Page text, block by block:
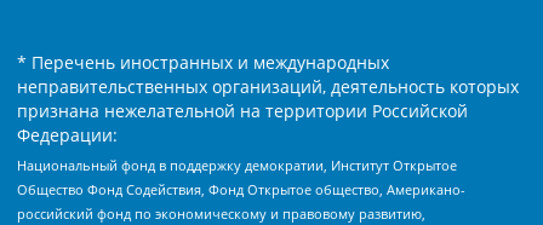
* Перечень иностранных и международных
неправительственных организаций, деятельность которых
признана нежелательной на территории Российской
Федерации:
Национальный фонд в поддержку демократии, Институт Открытое
Общество Фонд Содействия, Фонд Открытое общество, Американо-
российский фонд по экономическому и правовому развитию,